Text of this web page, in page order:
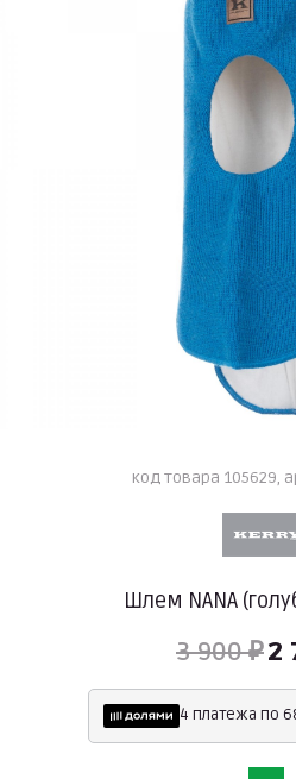
код товара 105629,
Шлем NANA
3 900 ₽2
4 платежа по